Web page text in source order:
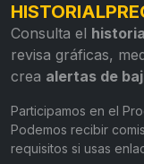
Consulta el
revisa gráficas,
crea alertas de
Participamos en el
Podemos recibir
requisitos si usas